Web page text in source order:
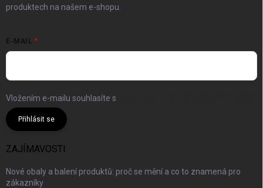
produktech na našem e-shopu.
E-MAIL
Vložením e-mailu souhlasíte s
Přihlásit se
ZAJÍMAVOSTI
Nové obaly a balení produktů: proč se mění a co to znamená pro
zákazníky